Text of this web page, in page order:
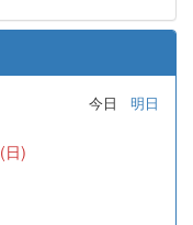
今日 明日
(日)